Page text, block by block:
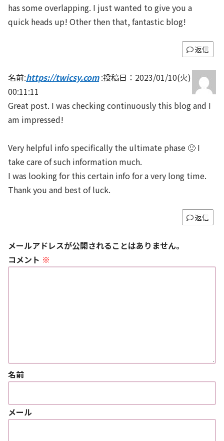
has some overlapping. I just wanted to give you a
quick heads up! Other then that, fantastic blog!
返信
名前:https://twicsy.com:投稿日：2023/01/10(火)
00:11:11
Great post. I was checking continuously this blog and I
am impressed!
Very helpful info specifically the ultimate phase 🙂 I
take care of such information much.
I was looking for this certain info for a very long time.
Thank you and best of luck.
返信
メールアドレスが公開されることはありません。
コメント ※
名前
メール